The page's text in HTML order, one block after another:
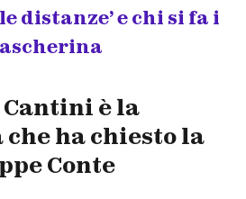
distanze’ e chi si fa i
è la
che ha chiesto la
Conte